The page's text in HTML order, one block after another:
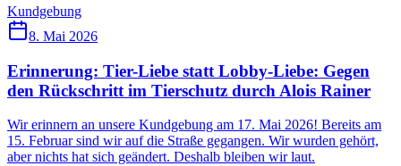
Kundgebung
8. Mai 2026
Erinnerung: Tier-Liebe statt Lobby-Liebe: Gegen
den Rückschritt im Tierschutz durch Alois Rainer
Wir erinnern an unsere Kundgebung am 17. Mai 2026! Bereits am
15. Februar sind wir auf die Straße gegangen. Wir wurden gehört,
aber nichts hat sich geändert. Deshalb bleiben wir laut.